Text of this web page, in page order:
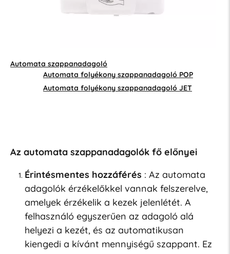
Automata szappanadagoló
Automata folyékony szappanadagoló POP
Automata folyékony szappanadagoló JET
Az automata szappanadagolók fő előnyei
Érintésmentes hozzáférés : Az automata
adagolók érzékelőkkel vannak felszerelve,
amelyek érzékelik a kezek jelenlétét. A
felhasználó egyszerűen az adagoló alá
helyezi a kezét, és az automatikusan
kiengedi a kívánt mennyiségű szappant. Ez